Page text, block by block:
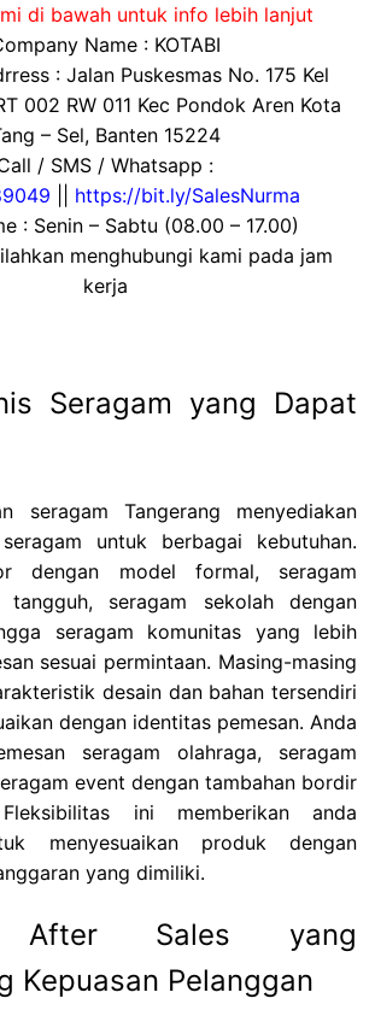
di bawah untuk info lebih lanjut
Name : KOTABI
: Jalan Puskesmas No. 175 Kel
002 RW 011 Kec Pondok Aren Kota
– Sel, Banten 15224
/ SMS / Whatsapp :
https://bit.ly/SalesNurma
: Senin – Sabtu (08.00 – 17.00)
menghubungi kami pada jam
kerja
Seragam yang Dapat
seragam Tangerang menyediakan
untuk berbagai kebutuhan.
dengan model formal, seragam
tangguh, seragam sekolah dengan
seragam komunitas yang lebih
sesuai permintaan. Masing-masing
desain dan bahan tersendiri
dengan identitas pemesan. Anda
seragam olahraga, seragam
event dengan tambahan bordir
ini memberikan anda
menyesuaikan produk dengan
yang dimiliki.
After Sales yang
Kepuasan Pelanggan